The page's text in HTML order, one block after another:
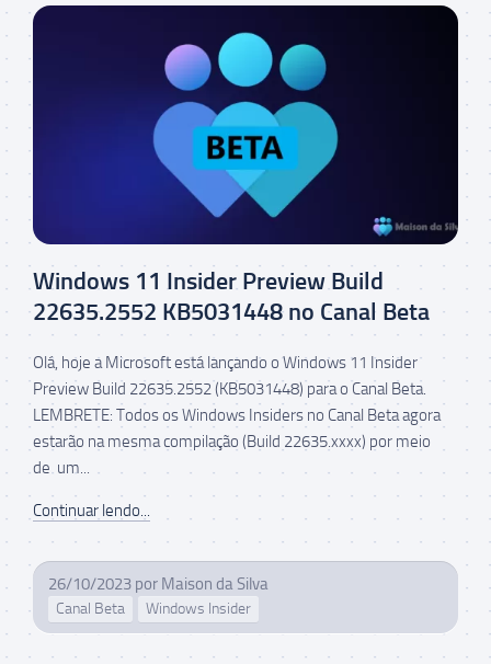
Windows 11 Insider Preview Build
22635.2552 KB5031448 no Canal Beta
Olá, hoje a Microsoft está lançando o Windows 11 Insider
Preview Build 22635.2552 (KB5031448) para o Canal Beta.
LEMBRETE: Todos os Windows Insiders no Canal Beta agora
estarão na mesma compilação (Build 22635.xxxx) por meio
de um...
Continuar lendo...
26/10/2023 por Maison da Silva
Canal Beta Windows Insider